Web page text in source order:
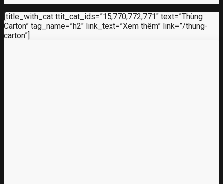
[title_with_cat ttit_cat_ids=”15,770,772,771″ text=”Thùng
Carton” tag_name=”h2″ link_text=”Xem thêm” link=”/thung-
carton”]